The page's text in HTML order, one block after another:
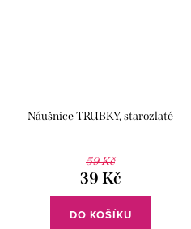
Náušnice TRUBKY, starozlaté
59 Kč
39 Kč
DO KOŠÍKU